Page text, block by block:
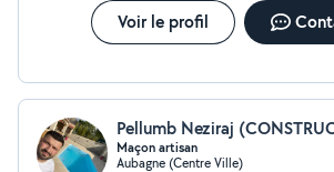
Voir le profil
Maçon artisan
Aubagne (Centre Ville)